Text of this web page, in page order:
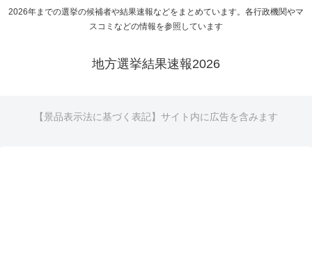
2026年までの選挙の候補者や結果速報などをまとめています。各行政機関やマ
スコミなどの情報を参照しています
地方選挙結果速報2026
【景品表示法に基づく表記】サイト内に広告を含みます